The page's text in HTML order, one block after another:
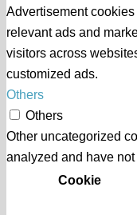
Advertisement
relevant ads and
visitors across
customized ads.
Others
Others
Other uncategorized
analyzed and have
Cookie